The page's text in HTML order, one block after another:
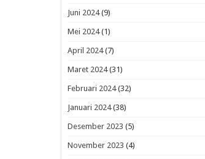
Juni 2024(9)
Mei 2024(1)
April 2024(7)
Maret 2024(31)
Februari 2024(32)
Januari 2024(38)
Desember 2023 (5)
November 2023 (4)